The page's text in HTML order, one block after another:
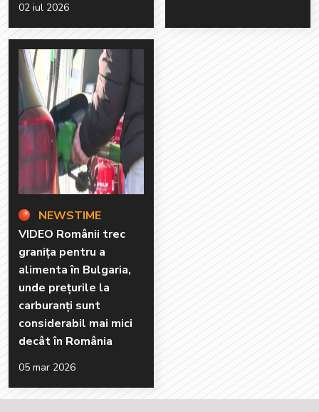
02 iul 2026
NEWSTIME
VIDEO Românii trec
granița pentru a
alimenta în Bulgaria,
unde prețurile la
carburanți sunt
considerabil mai mici
decât în România
05 mar 2026